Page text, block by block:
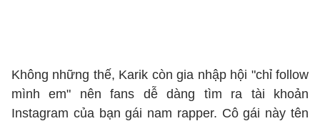
Không những thế, Karik còn gia nhập hội "chỉ follow
mình em" nên fans dễ dàng tìm ra tài khoản
Instagram của bạn gái nam rapper. Cô gái này tên